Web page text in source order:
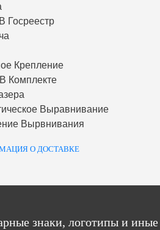
Госреестр
Крепление
Комплекте
Выравнивание
Вырвнивания
О ДОСТАВКЕ
знаки, логотипы и